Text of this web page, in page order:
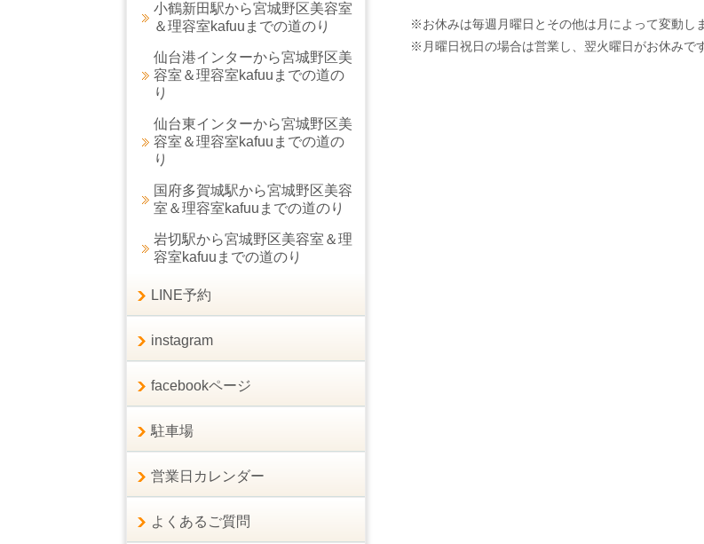
※お休みは毎週月曜日とその他は月によって変動し
※月曜日祝日の場合は営業し、翌火曜日がお休みです
小鶴新田駅から宮城野区美容室
＆理容室kafuuまでの道のり
仙台港インターから宮城野区美
容室＆理容室kafuuまでの道の
り
仙台東インターから宮城野区美
容室＆理容室kafuuまでの道の
り
国府多賀城駅から宮城野区美容
室＆理容室kafuuまでの道のり
岩切駅から宮城野区美容室＆理
容室kafuuまでの道のり
LINE予約
instagram
facebookページ
駐車場
営業日カレンダー
よくあるご質問